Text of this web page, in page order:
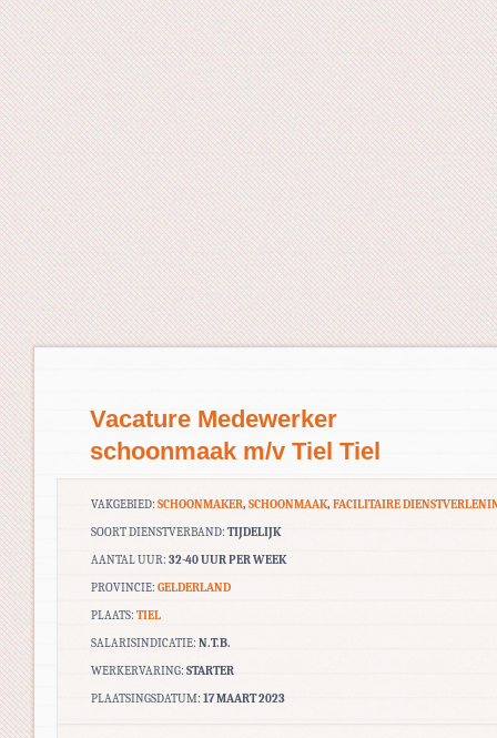
Vacature Medewerker
schoonmaak m/v Tiel Tiel
VAKGEBIED: SCHOONMAKER, SCHOONMAAK, FACILITAIRE
SOORT DIENSTVERBAND: TIJDELIJK
AANTAL UUR: 32-40 UUR PER WEEK
PROVINCIE: GELDERLAND
PLAATS: TIEL
SALARISINDICATIE: N.T.B.
WERKERVARING: STARTER
PLAATSINGSDATUM: 17 MAART 2023